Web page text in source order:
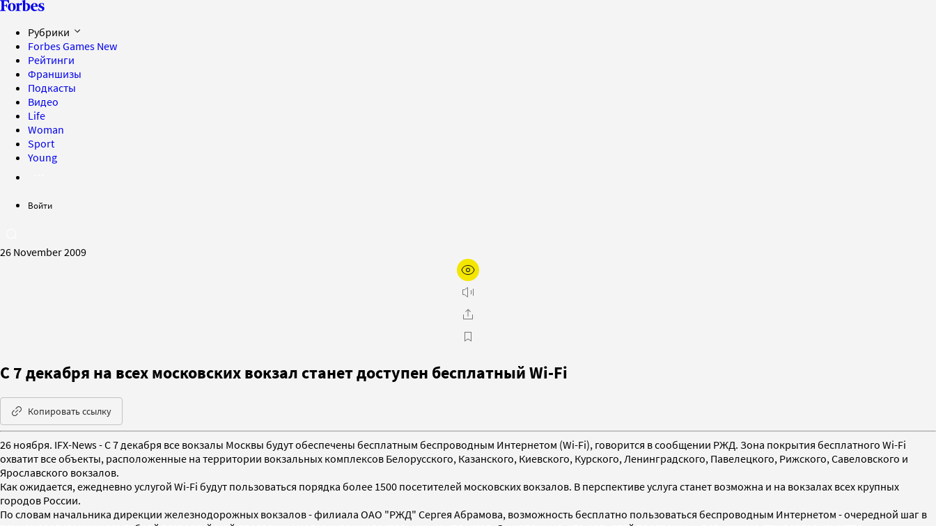
Рубрики
Forbes Games New
Рейтинги
Франшизы
Подкасты
Видео
Life
Woman
Sport
Young
Войти
26 November 2009
С 7 декабря на всех московских вокзал станет доступен бесплатный Wi-Fi
Копировать ссылку
26 ноября. IFX-News - С 7 декабря все вокзалы Москвы будут обеспечены бесплатным беспроводным Интернетом (Wi-Fi), говорится в сообщении РЖД. Зона покрытия бесплатного Wi-Fi
охватит все объекты, расположенные на территории вокзальных комплексов Белорусского, Казанского, Киевского, Курского, Ленинградского, Павелецкого, Рижского, Савеловского и
Ярославского вокзалов.
Как ожидается, ежедневно услугой Wi-Fi будут пользоваться порядка более 1500 посетителей московских вокзалов. В перспективе услуга станет возможна и на вокзалах всех крупных
городов России.
По словам начальника дирекции железнодорожных вокзалов - филиала ОАО "РЖД" Сергея Абрамова, возможность бесплатно пользоваться беспроводным Интернетом - очередной шаг в